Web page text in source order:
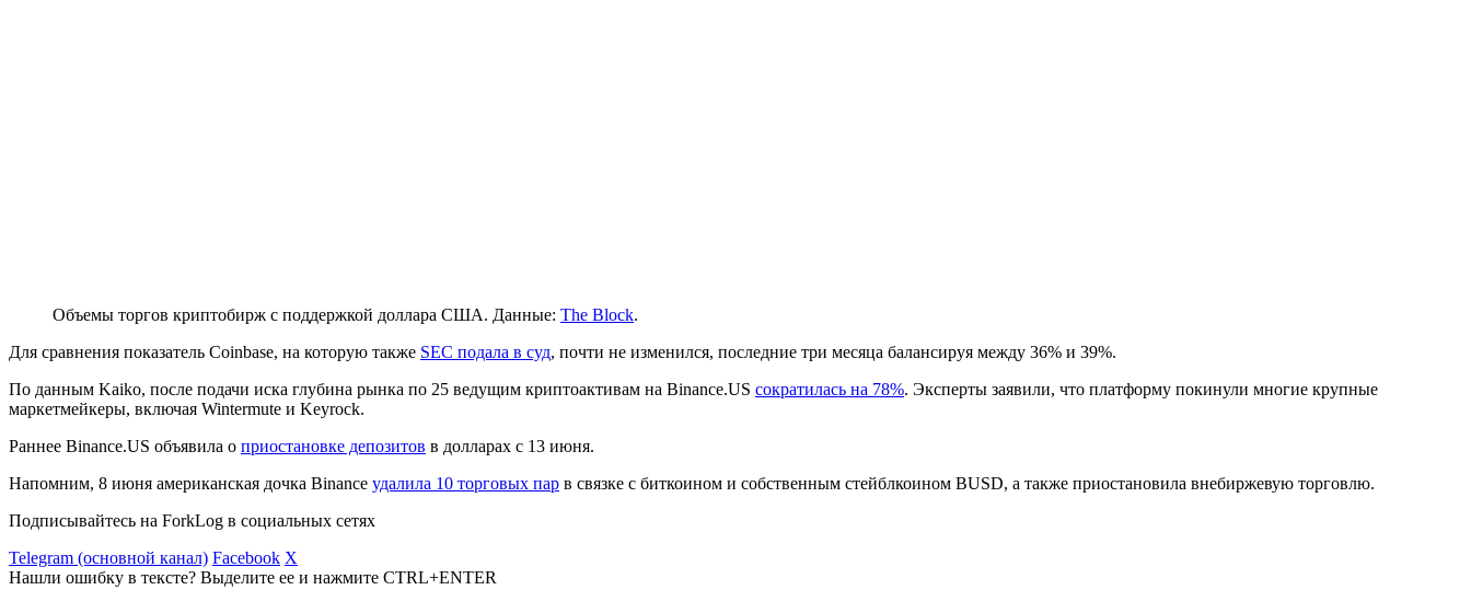
Объемы торгов криптобирж с поддержкой доллара США. Данные: The Block.
Для сравнения показатель Coinbase, на которую также SEC подала в суд, почти не изменился, последние три месяца балансируя между 36% и 39%.
По данным Kaiko, после подачи иска глубина рынка по 25 ведущим криптоактивам на Binance.US сократилась на 78%. Эксперты заявили, что платформу покинули многие крупные
маркетмейкеры, включая Wintermute и Keyrock.
Раннее Binance.US объявила о приостановке депозитов в долларах с 13 июня.
Напомним, 8 июня американская дочка Binance удалила 10 торговых пар в связке с биткоином и собственным стейблкоином BUSD, а также приостановила внебиржевую торговлю.
Подписывайтесь на ForkLog в социальных сетях
Telegram (основной канал) Facebook X
Нашли ошибку в тексте? Выделите ее и нажмите CTRL+ENTER